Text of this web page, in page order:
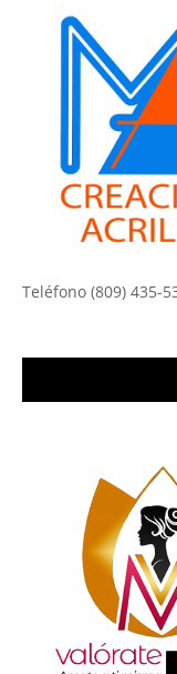
Teléfono (809) 435-